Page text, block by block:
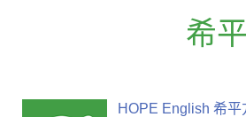
希
HOPE English 希平